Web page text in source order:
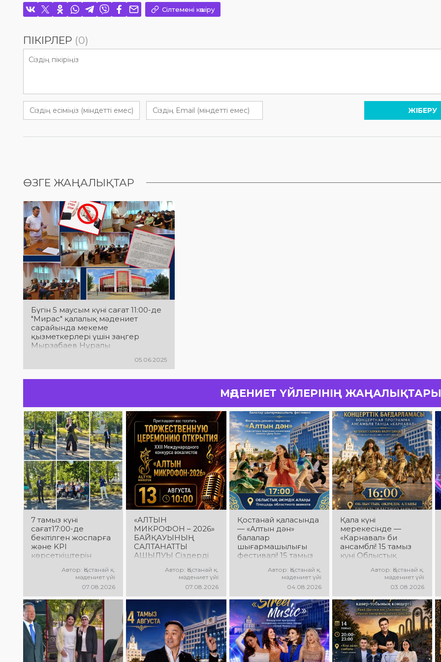
Сілтемені көшіру
ПІКІРЛЕР (0)
ЖІБЕРУ
ӨЗГЕ ЖАҢАЛЫҚТАР
Бүгін 5 маусым күні сағат 11:00-де
"Мирас" қалалық мәдениет
сарайында мекеме
қызметкерлері үшін заңгер
Мырзабаев Нұралы
Жиынның тақырыбы Сыбайлас
жемқорлыққа қарсы күрес
болды.
05.06.2025
МӘДЕНИЕТ ҮЙЛЕРІНІҢ ЖАҢАЛЫҚТАРЫ
7 тамыз күні
сағат17:00-де
бекітілген жоспарға
және KPI
көрсеткіштерін
«Таза Қазақстан»
экологиялық
акциясына арналған
көшпелі концерт
Меңдіқара
ауданының Красная
Пресня ауылында
өткізілді
Автор: Қостанай қ.
мәдениет үйі
07.08.2026
«АЛТЫН
МИКРОФОН – 2026»
БАЙҚАУЫНЫҢ
САЛТАНАТТЫ
АШЫЛУЫ Сіздерді
«Алтын микрофон –
халықаралық
байқауының
салтанатты ашылу
рәсіміне шақырамыз!
Бұл күні түрлі
елдерден келген
талантты
орындаушылар бас
Автор: Қостанай қ.
мәдениет үйі
07.08.2026
Қостанай қаласында
— «Алтын дән»
балалар
шығармашылығы
фестивалі! 15 тамыз
әкімдік алаңында
«Даму бала»
жобасының балалар
шығармашылық
ұжымдары
қатысатын «Алтын
дән» фестивалі өтеді!
Сіздерді жас
таланттардың
жарқын өнері, әсем
Автор: Қостанай қ.
мәдениет үйі
04.08.2026
Қала күні
мерекесінде —
«Карнавал» би
ансамблі! 15 тамыз
күні Облыстық
«Карнавал» би
ансамблінің
бағдарламасы өтеді!
Ансамбль жетекшісі
— Шамиль
Фахрутдинов.
Сіздерді әсерлі
хореографиялық
қойылымдар,
Автор: Қостанай қ.
мәдениет үйі
03.08.2026